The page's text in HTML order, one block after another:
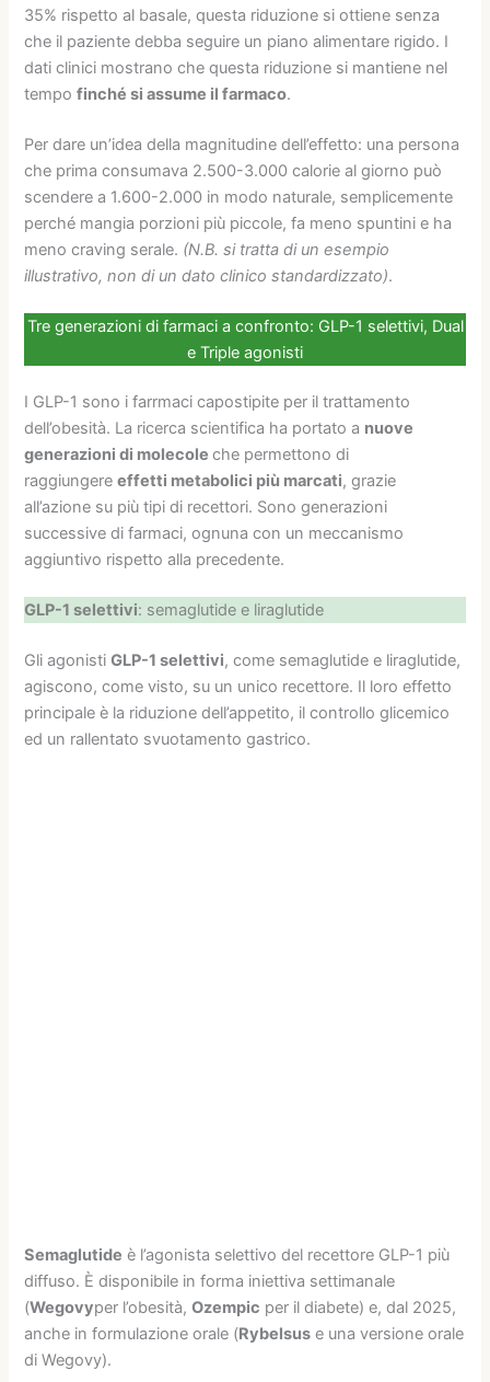
35% rispetto al basale, questa riduzione si ottiene senza
che il paziente debba seguire un piano alimentare rigido. I
dati clinici mostrano che questa riduzione si mantiene nel
tempofinché si assume il farmaco.
Per dare un’idea della magnitudine dell’effetto: una persona
che prima consumava 2.500-3.000 calorie al giorno può
scendere a 1.600-2.000 in modo naturale, semplicemente
perché mangia porzioni più piccole, fa meno spuntini e ha
meno craving serale. (N.B. si tratta di un esempio
illustrativo, non di un dato clinico standardizzato).
Tre generazioni di farmaci a confronto: GLP-1 selettivi, Dual
e Triple agonisti
I GLP-1 sono i farrmaci capostipite per il trattamento
dell’obesità. La ricerca scientifica ha portato a nuove
generazioni di molecoleche permettono di
raggiungereeffetti metabolici più marcati, grazie
all’azione su più tipi di recettori. Sono generazioni
successive di farmaci, ognuna con un meccanismo
aggiuntivo rispetto alla precedente.
GLP-1 selettivi: semaglutide e liraglutide
Gli agonistiGLP-1 selettivi, come semaglutide e liraglutide,
agiscono, come visto, su un unico recettore. Il loro effetto
principale è la riduzione dell’appetito, il controllo glicemico
ed un rallentato svuotamento gastrico.
Semaglutide è l’agonista selettivo del recettore GLP-1 più
diffuso. È disponibile in forma iniettiva settimanale
(Wegovyper l’obesità,Ozempic per il diabete) e, dal 2025,
anche in formulazione orale (Rybelsus e una versione orale
di Wegovy).